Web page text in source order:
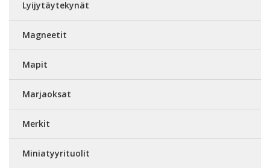
Lyijytäytekynät
Magneetit
Mapit
Marjaoksat
Merkit
Miniatyyrituolit